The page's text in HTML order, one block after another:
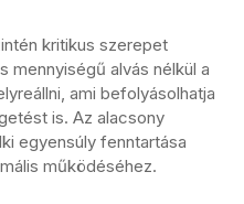
kritikus szerepet
mennyiségű alvás nélkül a
ami befolyásolhatja
is. Az alacsony
egyensúly fenntartása
működéséhez.